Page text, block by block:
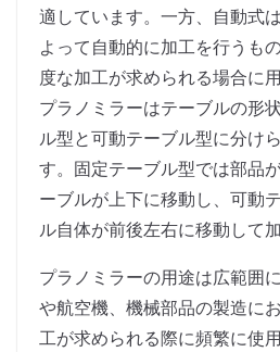
適しています。一方、自動式
よって自動的に加工を行うも
度な加工が求められる場合に
プラノミラーはテーブルの形
ル型と可動テーブル型に分け
す。固定テーブル型では部品
ーブルが上下に移動し、可動
ル自体が前後左右に移動して
プラノミラーの用途は広範囲
や航空機、機械部品の製造に
工が求められる際に頻繁に使